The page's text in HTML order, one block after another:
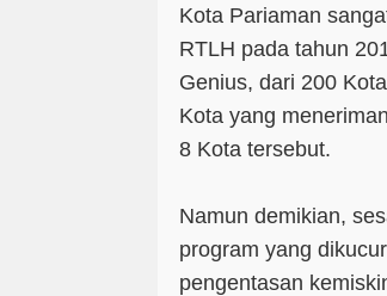
Kota Pariaman
RTLH pada tahun
Genius, dari 200
Kota yang
8 Kota tersebut.
Namun demikian,
program yang
pengentasan